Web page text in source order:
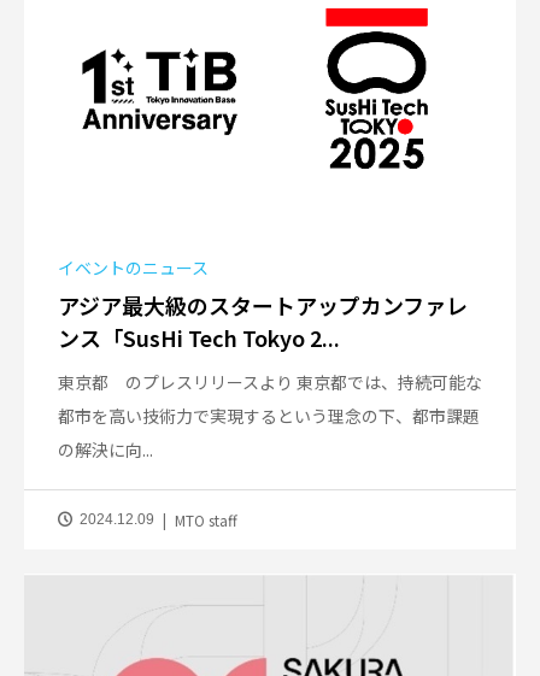
イベントのニュース
アジア最大級のスタートアップカンファレ
ンス「SusHi Tech Tokyo 2...
東京都 のプレスリリースより 東京都では、持続可能な
都市を高い技術力で実現するという理念の下、都市課題
の解決に向...
2024.12.09 MTO staff